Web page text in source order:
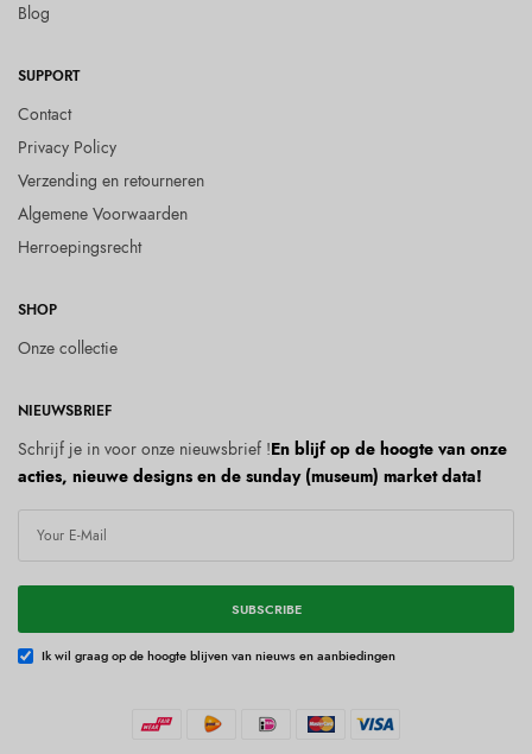
Blog
SUPPORT
Contact
Privacy Policy
Verzending en retourneren
Algemene Voorwaarden
Herroepingsrecht
SHOP
Onze collectie
NIEUWSBRIEF
Schrijf je in voor onze nieuwsbrief !En blijf op de hoogte van onze
acties, nieuwe designs en de sunday (museum) market data!
SUBSCRIBE
Ik wil graag op de hoogte blijven van nieuws en aanbiedingen